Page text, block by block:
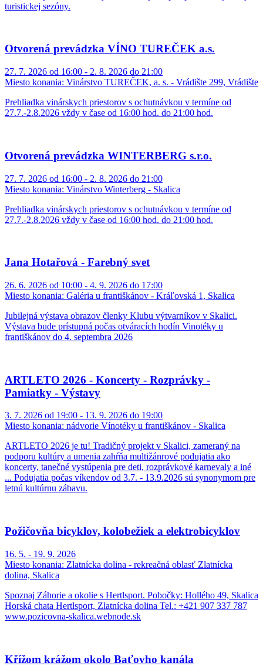
turistickej sezóny.
Otvorená prevádzka VÍNO TUREČEK a.s.
27. 7. 2026 od 16:00 - 2. 8. 2026 do 21:00
Miesto konania: Vinárstvo TUREČEK, a. s. - Vrádište 299, Vrádište
Prehliadka vinárskych priestorov s ochutnávkou v termíne od
27.7.-2.8.2026 vždy v čase od 16:00 hod. do 21:00 hod.
Otvorená prevádzka WINTERBERG s.r.o.
27. 7. 2026 od 16:00 - 2. 8. 2026 do 21:00
Miesto konania: Vinárstvo Winterberg - Skalica
Prehliadka vinárskych priestorov s ochutnávkou v termíne od
27.7.-2.8.2026 vždy v čase od 16:00 hod. do 21:00 hod.
Jana Hotařová - Farebný svet
26. 6. 2026 od 10:00 - 4. 9. 2026 do 17:00
Miesto konania: Galéria u františkánov - Kráľovská 1, Skalica
Jubilejná výstava obrazov členky Klubu výtvarníkov v Skalici.
Výstava bude prístupná počas otváracích hodín Vinotéky u
františkánov do 4. septembra 2026
ARTLETO 2026 - Koncerty - Rozprávky -
Pamiatky - Výstavy
3. 7. 2026 od 19:00 - 13. 9. 2026 do 19:00
Miesto konania: nádvorie Vínotéky u františkánov - Skalica
ARTLETO 2026 je tu! Tradičný projekt v Skalici, zameraný na
podporu kultúry a umenia zahŕňa multižánrové podujatia ako
koncerty, tanečné vystúpenia pre deti, rozprávkové karnevaly a iné
... Podujatia počas víkendov od 3.7. - 13.9.2026 sú synonymom pre
letnú kultúrnu zábavu.
Požičovňa bicyklov, kolobežiek a elektrobicyklov
16. 5. - 19. 9. 2026
Miesto konania: Zlatnícka dolina - rekreačná oblasť Zlatnícka
dolina, Skalica
Spoznaj Záhorie a okolie s Hertlsport. Pobočky: Hollého 49, Skalica
Horská chata Hertlsport, Zlatnícka dolina Tel.: +421 907 337 787
www.pozicovna-skalica.webnode.sk
Křížom krážom okolo Baťovho kanála